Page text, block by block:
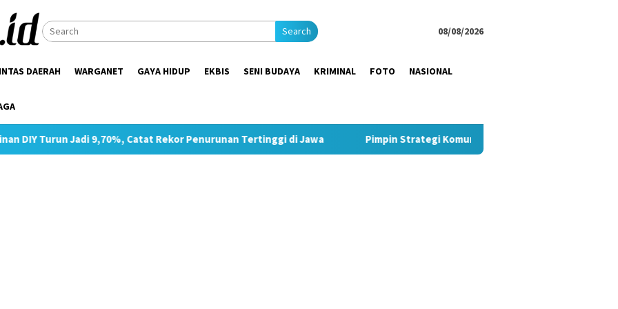
Search 08/08/2026
DAERAH WARGANET GAYA HIDUP EKBIS SENI BUDAYA KRIMINAL FOTO NASIONAL
9,70%, Catat Rekor Penurunan Tertinggi di Jawa Pimpin Strategi Komunikasi JNE, Kurnia Nugraha Sabet Indonesia